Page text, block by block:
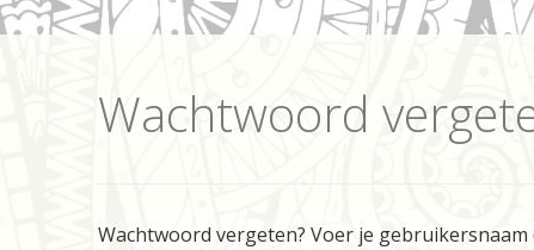
Wachtwoord
Wachtwoord vergeten? Voer je